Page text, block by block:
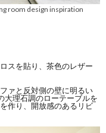
room design inspiration
スを貼り、茶色のレザー
ァと反対側の壁に明るい
大理石調のローテーブルを
作り、開放感のあるリビ